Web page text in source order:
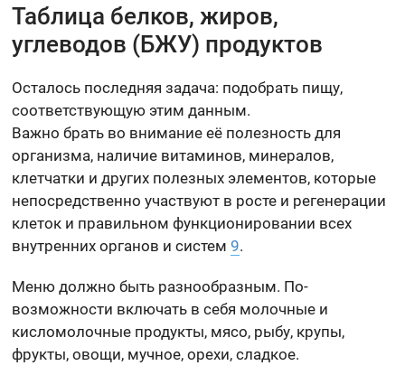
Таблица белков, жиров,
углеводов (БЖУ) продуктов
Осталось последняя задача: подобрать пищу,
соответствующую этим данным.
Важно брать во внимание её полезность для
организма, наличие витаминов, минералов,
клетчатки и других полезных элементов, которые
непосредственно участвуют в росте и регенерации
клеток и правильном функционировании всех
внутренних органов и систем9.
Меню должно быть разнообразным. По-
возможности включать в себя молочные и
кисломолочные продукты, мясо, рыбу, крупы,
фрукты, овощи, мучное, орехи, сладкое.